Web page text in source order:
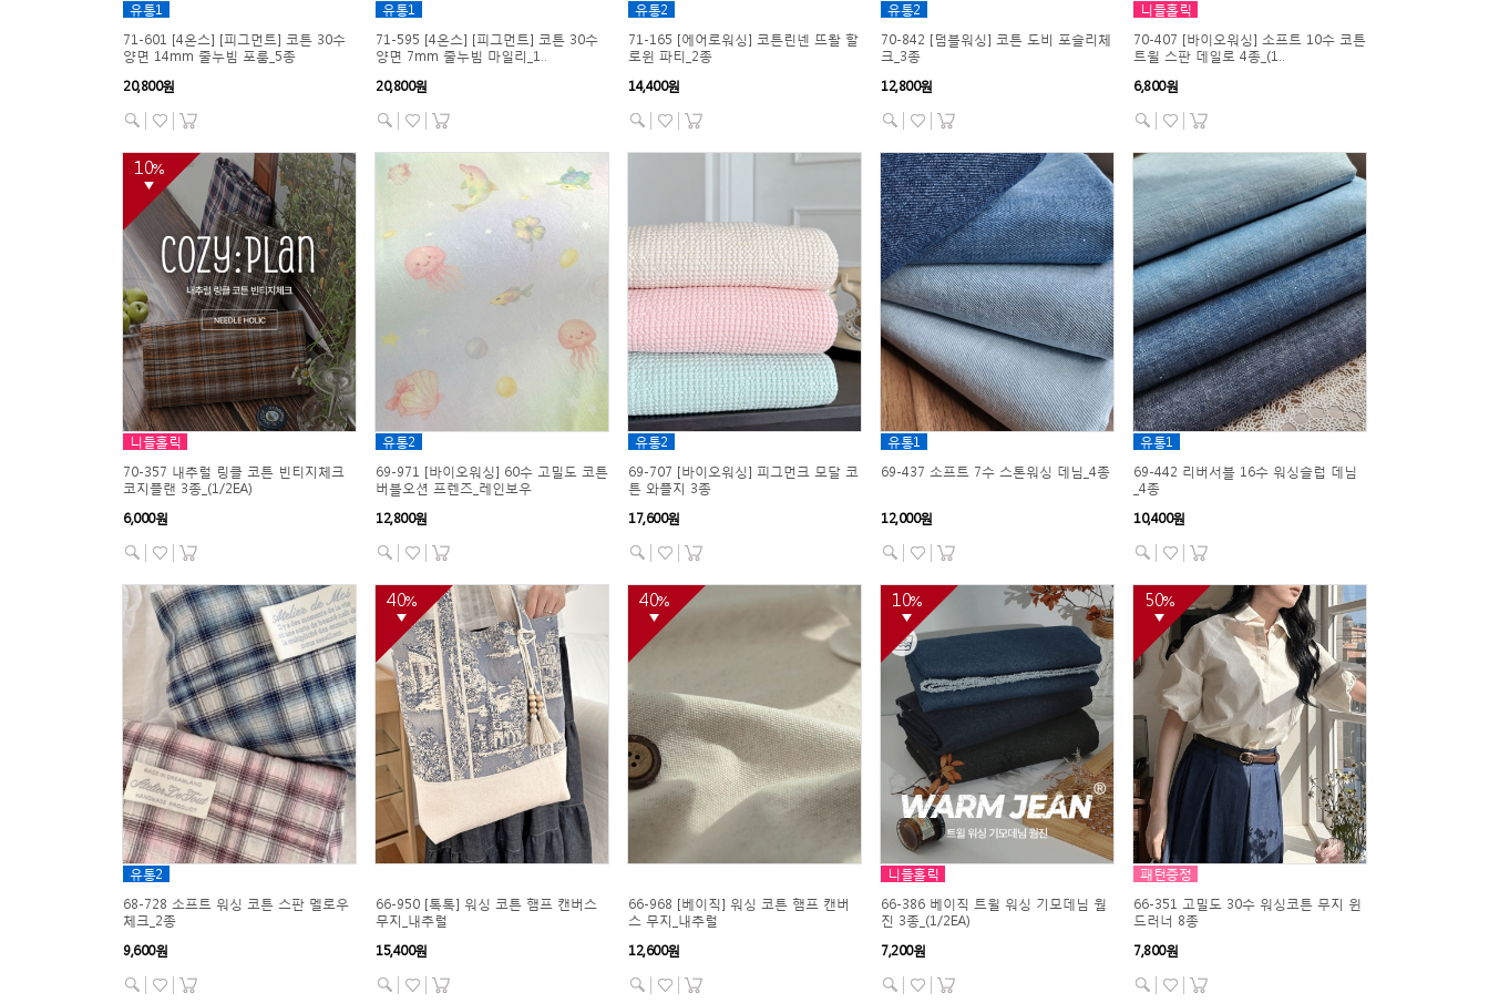
유통1
71-601 [4온스] [피그먼트] 코튼 30수
양면 14mm 줄누빔 포룸_5종
20,800원
유통1
71-595 [4온스] [피그먼트] 코튼 30수
양면 7mm 줄누빔 마일리_1..
20,800원
유통2
71-165 [에어로워싱] 코튼린넨 뜨왈 할
로윈 파티_2종
14,400원
유통2
70-842 [덤블워싱] 코튼 도비 포슬리체
크_3종
12,800원
니들홀릭
70-407 [바이오워싱] 소프트 10수 코튼
트윌 스판 데일로 4종_(1..
6,800원
10%
▼
니들홀릭
70-357 내추럴 링클 코튼 빈티지체크
코지플랜 3종_(1/2EA)
6,000원
유통2
69-971 [바이오워싱] 60수 고밀도 코튼
버블오션 프렌즈_레인보우
12,800원
유통2
69-707 [바이오워싱] 피그먼크 모달 코
튼 와플지 3종
17,600원
유통1
69-437 소프트 7수 스톤워싱 데님_4종
12,000원
유통1
69-442 리버서블 16수 워싱슬럽 데님
_4종
10,400원
유통2
68-728 소프트 워싱 코튼 스판 멜로우
체크_2종
9,600원
40%
▼
66-950 [톡톡] 워싱 코튼 햄프 캔버스
무지_내추럴
15,400원
40%
▼
66-968 [베이직] 워싱 코튼 햄프 캔버
스 무지_내추럴
12,600원
10%
▼
니들홀릭
66-386 베이직 트윌 워싱 기모데님 웜
진 3종_(1/2EA)
7,200원
50%
▼
패턴증정
66-351 고밀도 30수 워싱코튼 무지 윈
드러너 8종
7,800원